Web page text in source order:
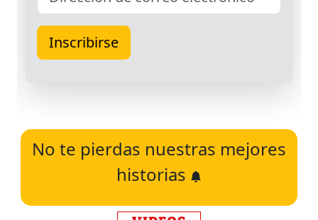
No te pierdas nuestras mejores
historias